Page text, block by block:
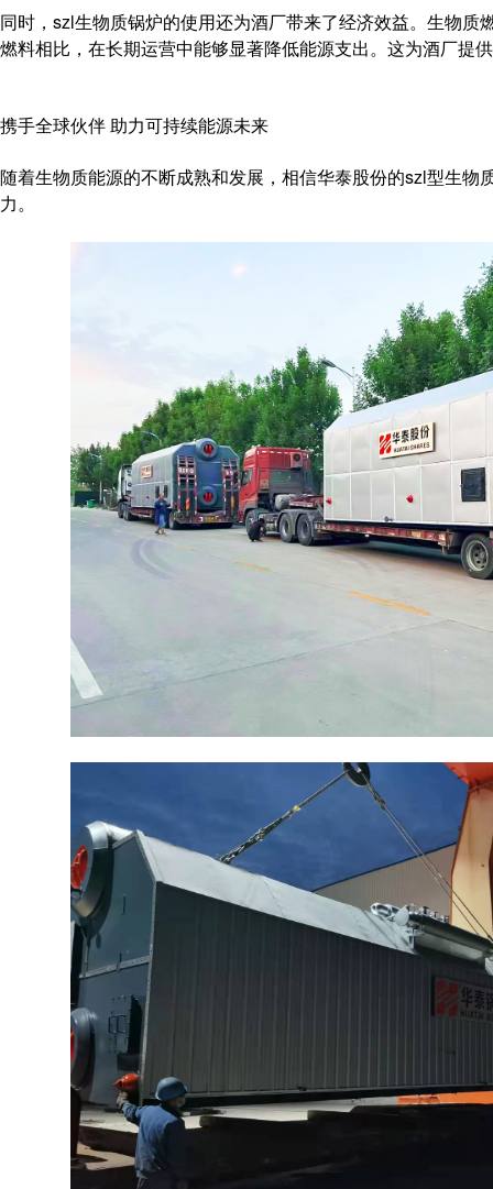
同时，szl生物质锅炉的使用还为酒厂带来了经济效益。生物质
燃料相比，在长期运营中能够显著降低能源支出。这为酒厂提
携手全球伙伴 助力可持续能源未来
随着生物质能源的不断成熟和发展，相信华泰股份的szl型生物
力。